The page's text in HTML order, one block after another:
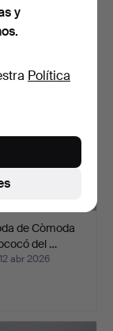
de Còmoda
del …
abr 2026
y
Política